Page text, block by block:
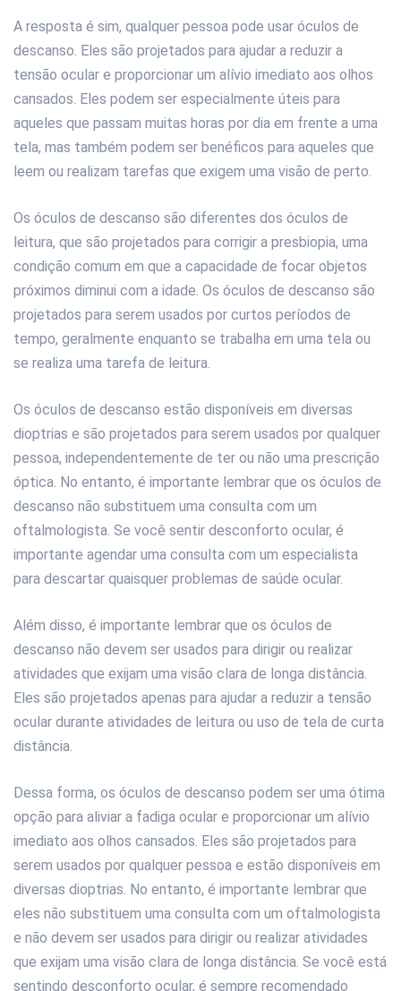
A resposta é sim, qualquer pessoa pode usar óculos de
descanso. Eles são projetados para ajudar a reduzir a
tensão ocular e proporcionar um alívio imediato aos olhos
cansados. Eles podem ser especialmente úteis para
aqueles que passam muitas horas por dia em frente a uma
tela, mas também podem ser benéficos para aqueles que
leem ou realizam tarefas que exigem uma visão de perto.
Os óculos de descanso são diferentes dos óculos de
leitura, que são projetados para corrigir a presbiopia, uma
condição comum em que a capacidade de focar objetos
próximos diminui com a idade. Os óculos de descanso são
projetados para serem usados por curtos períodos de
tempo, geralmente enquanto se trabalha em uma tela ou
se realiza uma tarefa de leitura.
Os óculos de descanso estão disponíveis em diversas
dioptrias e são projetados para serem usados por qualquer
pessoa, independentemente de ter ou não uma prescrição
óptica. No entanto, é importante lembrar que os óculos de
descanso não substituem uma consulta com um
oftalmologista. Se você sentir desconforto ocular, é
importante agendar uma consulta com um especialista
para descartar quaisquer problemas de saúde ocular.
Além disso, é importante lembrar que os óculos de
descanso não devem ser usados para dirigir ou realizar
atividades que exijam uma visão clara de longa distância.
Eles são projetados apenas para ajudar a reduzir a tensão
ocular durante atividades de leitura ou uso de tela de curta
distância.
Dessa forma, os óculos de descanso podem ser uma ótima
opção para aliviar a fadiga ocular e proporcionar um alívio
imediato aos olhos cansados. Eles são projetados para
serem usados por qualquer pessoa e estão disponíveis em
diversas dioptrias. No entanto, é importante lembrar que
eles não substituem uma consulta com um oftalmologista
e não devem ser usados para dirigir ou realizar atividades
que exijam uma visão clara de longa distância. Se você está
sentindo desconforto ocular, é sempre recomendado